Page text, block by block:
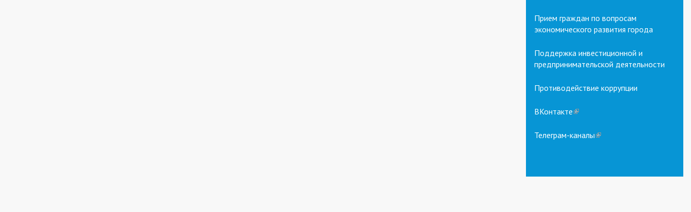
Прием граждан по вопросам
экономического развития города
Поддержка инвестиционной и
предпринимательской деятельности
Противодействие коррупции
ВКонтакте(link
external)
Телеграм-каналы(link